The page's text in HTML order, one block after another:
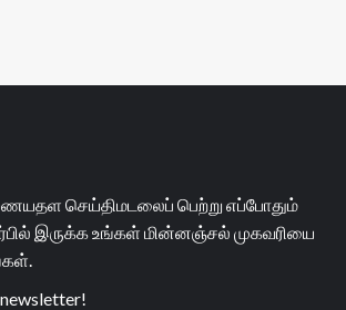
செய்திமடலைப் பெற்று எப்போதும்
இருக்க உங்கள் மின்னஞ்சல் முகவரியை